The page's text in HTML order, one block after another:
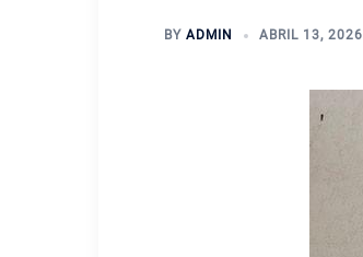
BY ADMIN ABRIL 13, 2026